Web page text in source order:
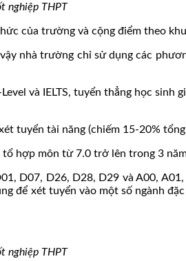
nghiệp THPT
của trường và cộng điểm theo
nhà trường chỉ sử dụng các
và IELTS, tuyển thẳng học sinh
tuyển tài năng (chiếm 15-20%
hợp môn từ 7.0 trở lên trong 3
D07, D26, D28, D29 và A00,
để xét tuyển vào một số ngành
nghiệp THPT